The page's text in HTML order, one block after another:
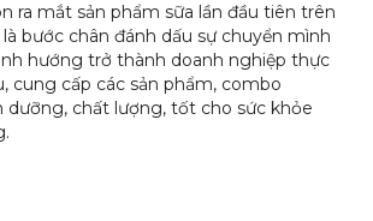
ra mắt sản phẩm sữa lần đầu tiên trên
bước chân đánh dấu sự chuyển mình
hướng trở thành doanh nghiệp thực
cung cấp các sản phẩm, combo
dưỡng, chất lượng, tốt cho sức khỏe